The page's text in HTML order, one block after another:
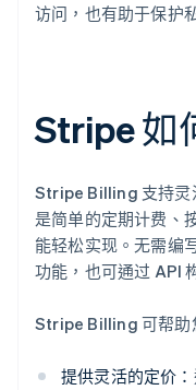
访问，也有助于保护
Stripe 如
Stripe Billing 支持灵
是简单的定期计费、
能轻松实现。无需编
功能，也可通过 API
Stripe Billing 可帮助
提供灵活的定价：